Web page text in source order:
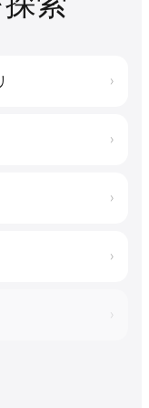
›
›
›
›
›